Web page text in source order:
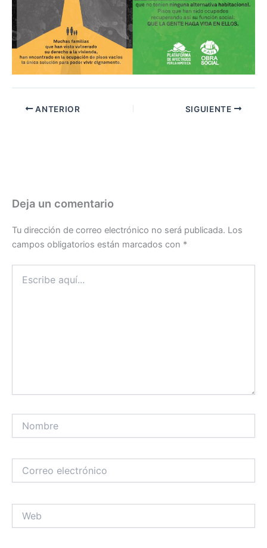
ANTERIOR SIGUIENTE
Deja un comentario
Tu dirección de correo electrónico no será publicada. Los
campos obligatorios están marcados con *
aquí...
electrónico